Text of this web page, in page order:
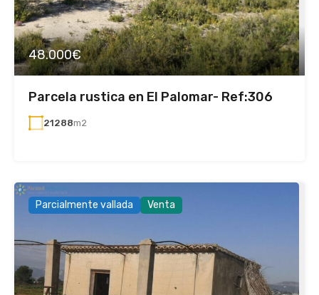
48.000€
Parcela rustica en El Palomar- Ref:306
21288m2
Parcialmente vallada Venta